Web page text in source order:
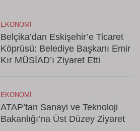
EKONOMI
Belçika’dan Eskişehir’e Ticaret
Köprüsü: Belediye Başkanı Emir
Kır MÜSİAD’ı Ziyaret Etti
EKONOMI
ATAP’tan Sanayi ve Teknoloji
Bakanlığı’na Üst Düzey Ziyaret